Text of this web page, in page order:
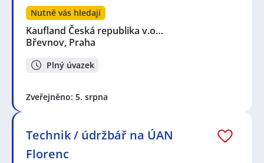
Nutně vás hledají
Kaufland Česká republika v.o…
Břevnov, Praha
Plný úvazek
Zveřejněno: 5. srpna
Technik / údržbář na ÚAN
Florenc